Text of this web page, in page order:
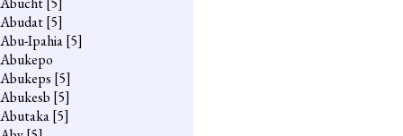
Abudat[5]
Abu-Ipahia[5]
Abukepo
Abukeps [5]
Abukesb [5]
Abutaka[5]